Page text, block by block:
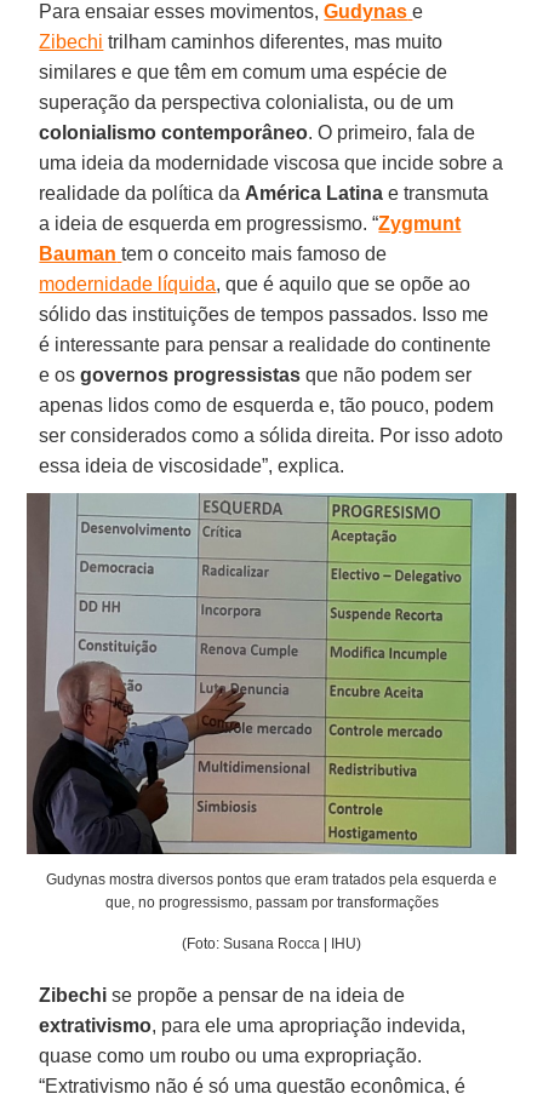
Para ensaiar esses movimentos,Gudynas e
Zibechi trilham caminhos diferentes, mas muito
similares e que têm em comum uma espécie de
superação da perspectiva colonialista, ou de um
colonialismo contemporâneo. O primeiro, fala de
uma ideia da modernidade viscosa que incide sobre a
realidade da política da América Latina e transmuta
a ideia de esquerda em progressismo. “Zygmunt
Bauman tem o conceito mais famoso de
modernidade líquida, que é aquilo que se opõe ao
sólido das instituições de tempos passados. Isso me
é interessante para pensar a realidade do continente
e osgovernos progressistas que não podem ser
apenas lidos como de esquerda e, tão pouco, podem
ser considerados como a sólida direita. Por isso adoto
essa ideia de viscosidade”, explica.
Gudynas mostra diversos pontos que eram tratados pela esquerda e
que, no progressismo, passam por transformações
(Foto: Susana Rocca | IHU)
Zibechi se propõe a pensar de na ideia de
extrativismo, para ele uma apropriação indevida,
quase como um roubo ou uma expropriação.
“Extrativismo não é só uma questão econômica, é